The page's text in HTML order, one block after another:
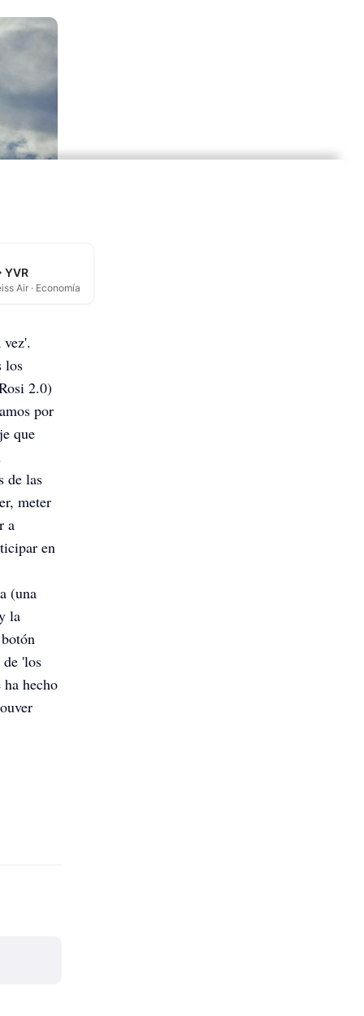
YVR
Air · Economía
los
2.0)
por
que
de las
meter
a
en
(una
la
'los
hecho